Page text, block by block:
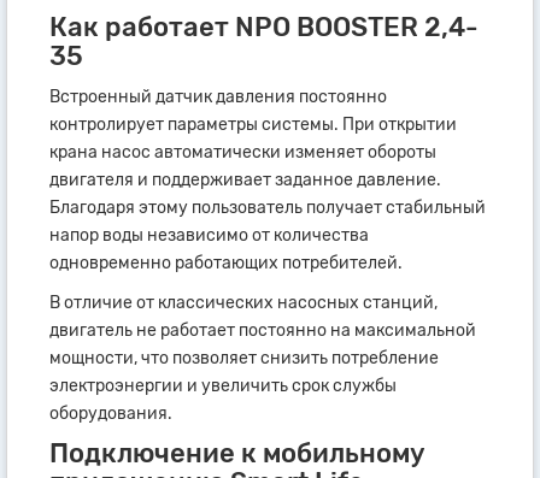
Как работает NPO BOOSTER 2,4-
35
Встроенный датчик давления постоянно
контролирует параметры системы. При открытии
крана насос автоматически изменяет обороты
двигателя и поддерживает заданное давление.
Благодаря этому пользователь получает стабильный
напор воды независимо от количества
одновременно работающих потребителей.
В отличие от классических насосных станций,
двигатель не работает постоянно на максимальной
мощности, что позволяет снизить потребление
электроэнергии и увеличить срок службы
оборудования.
Подключение к мобильному